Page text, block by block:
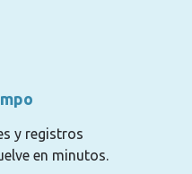
y registros
en minutos.